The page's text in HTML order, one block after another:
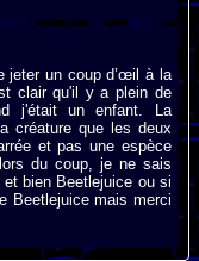
jeter un coup d’œil à la
clair qu'il y a plein de
j'était un enfant. La
créature que les deux
et pas une espèce
du coup, je ne sais
bien Beetlejuice ou si
Beetlejuice mais merci